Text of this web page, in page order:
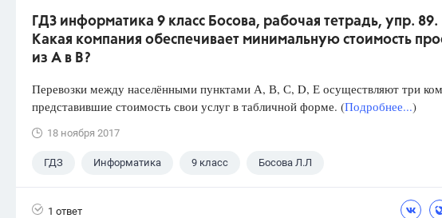
ГДЗ информатика 9 класс Босова, рабочая тетрадь, упр. 89.
Какая компания обеспечивает минимальную стоимость
из А в В?
Перевозки между населёнными пунктами А, В, С, D, Е осуществляют три
представившие стоимость свои услуг в табличной форме. (Подробнее...)
18 ноября 2017
ГДЗ Информатика 9 класс Босова Л.Л
1 ответ